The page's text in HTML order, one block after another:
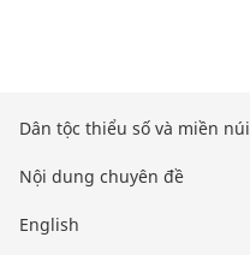
Dân tộc thiểu số và miền núi
Nội dung chuyên đề
English